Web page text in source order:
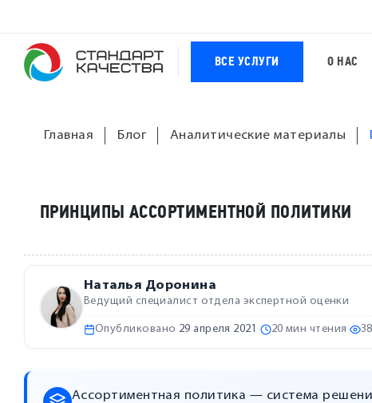
ВСЕ УСЛУГИ О НАС
Главная Блог Аналитические материалы
ПРИНЦИПЫ АССОРТИМЕНТНОЙ ПОЛИТИКИ
Наталья Доронина
Ведущий специалист отдела экспертной оценки
Опубликовано 29 апреля 2021 · 20 мин чтения·
Ассортиментная политика — система